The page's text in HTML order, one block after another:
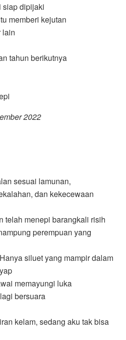
siap dipijaki
memberi kejutan
lain
tahun berikutnya
2022
sesuai lamunan,
dan kekecewaan
telah menepi barangkali risih
perempuan yang
siluet yang mampir dalam
memayungi luka
bersuara
kelam, sedang aku tak bisa